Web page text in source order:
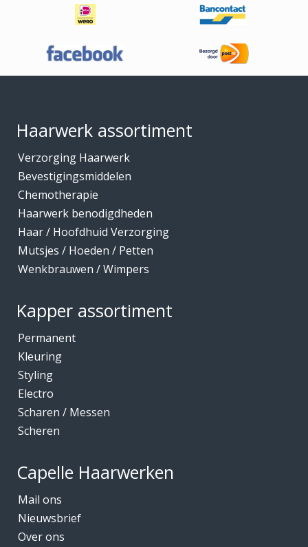
Haarwerk assortiment
Verzorging Haarwerk
Bevestigingsmiddelen
Chemotherapie
Haarwerk benodigdheden
Haar / Hoofdhuid Verzorging
Mutsjes / Hoeden / Petten
Wenkbrauwen / Wimpers
Kapper assortiment
Permanent
Kleuring
Styling
Electro
Scharen / Messen
Scheren
Capelle Haarwerken
Mail ons
Nieuwsbrief
Over ons